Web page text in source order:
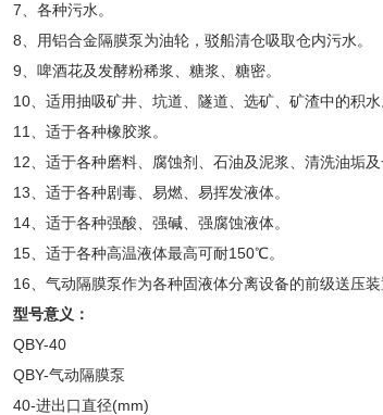
7、各种污水。
8、用铝合金隔膜泵为油轮，驳船清仓吸取仓内污水。
9、啤酒花及发酵粉稀浆、糖浆、糖密。
10、适用抽吸矿井、坑道、隧道、选矿、矿渣中的积水
11、适于各种橡胶浆。
12、适于各种磨料、腐蚀剂、石油及泥浆、清洗油垢及
13、适于各种剧毒、易燃、易挥发液体。
14、适于各种强酸、强碱、强腐蚀液体。
15、适于各种高温液体最高可耐150℃。
16、气动隔膜泵作为各种固液体分离设备的前级送压装
型号意义：
QBY-40
QBY-气动隔膜泵
40-进出口直径(mm)